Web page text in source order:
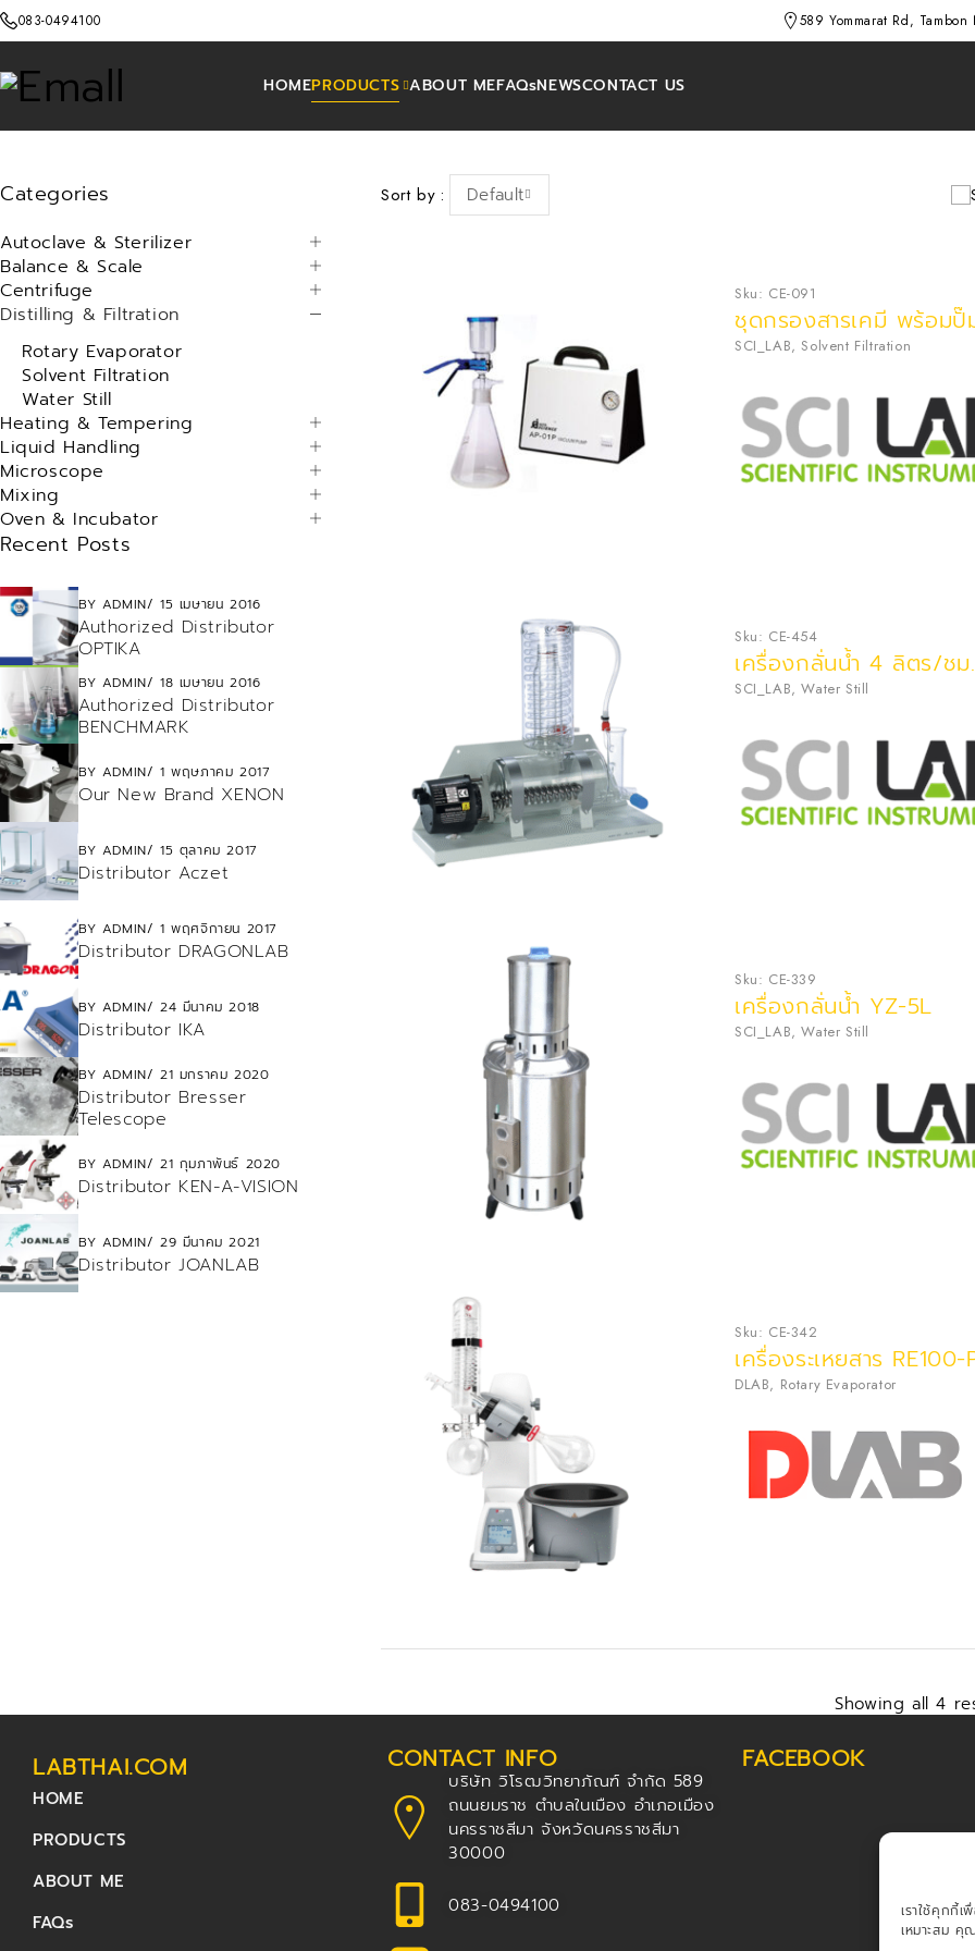
เราใช้คุกกี้
เหมาะสม คุ
083-0494100 589 Yommarat Rd,
HOMEPRODUCTS ABOUT MEFAQsNEWSCONTACT US
Categories
Autoclave & Sterilizer
Balance & Scale
Centrifuge
Distilling & Filtration
Rotary Evaporator
Solvent Filtration
Water Still
Heating & Tempering
Liquid Handling
Microscope
Mixing
Oven & Incubator
Recent Posts
BY ADMIN 15 เมษายน 2016
Authorized Distributor
OPTIKA
BY ADMIN 18 เมษายน 2016
Authorized Distributor
BENCHMARK
BY ADMIN 1 พฤษภาคม 2017
Our New Brand XENON
BY ADMIN 15 ตุลาคม 2017
Distributor Aczet
BY ADMIN 1 พฤศจิกายน 2017
Distributor DRAGONLAB
BY ADMIN 24 มีนาคม 2018
Distributor IKA
BY ADMIN 21 มกราคม 2020
Distributor Bresser
Telescope
BY ADMIN 21 กุมภาพันธ์ 2020
Distributor KEN-A-VISION
BY ADMIN 29 มีนาคม 2021
Distributor JOANLAB
Sort by Default
Sku: CE-091
ชุดกรองสารเคมี พร้อมปั๊
SCI_LAB,Solvent Filtration
Sku: CE-454
เครื่องกลั่นน้ำ 4 ลิตร/ชม.
SCI_LAB,Water Still
Sku: CE-339
เครื่องกลั่นน้ำ YZ-5L
SCI_LAB,Water Still
Sku: CE-342
เครื่องระเหยสาร
DLAB, Rotary Evaporator
Showing all 4
LABTHAI.COM
HOME
PRODUCTS
ABOUT ME
FAQs
CONTACT INFO
บริษัท วิโรฒวิทยาภัณฑ์ จำกัด 589
ถนนยมราช ตำบลในเมือง อำเภอเมือง
นครราชสีมา จังหวัดนครราชสีมา
30000
083-0494100
FACEBOOK